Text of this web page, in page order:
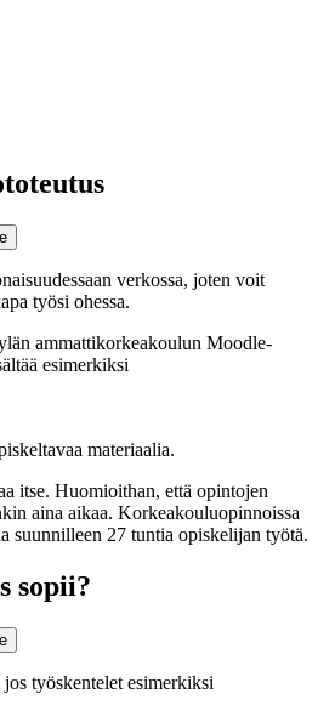
verkossa, joten voit
työsi ohessa.
ammattikorkeakoulun Moodle-
esimerkiksi
materiaalia.
itse. Huomioithan, että opintojen
aina aikaa. Korkeakouluopinnoissa
suunnilleen 27 tuntia opiskelijan työtä.
sopii?
työskentelet esimerkiksi